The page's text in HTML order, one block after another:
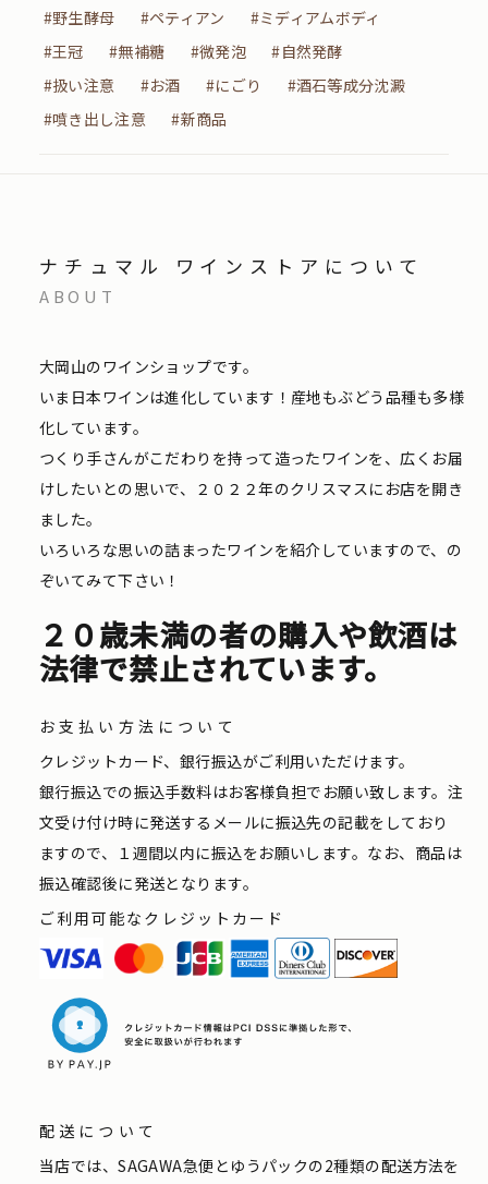
#野生酵母 #ペティアン
#ミディアムボディ
#王冠
#無補糖 #微発泡
#自然発酵
#扱い注意
#お酒 #にごり
#酒石等成分沈澱
#噴き出し注意
#新商品
ナチュマル ワインストアについて
ABOUT
大岡山のワインショップです。
いま日本ワインは進化しています！産地もぶどう品種も多様
化しています。
つくり手さんがこだわりを持って造ったワインを、広くお届
けしたいとの思いで、２０２２年のクリスマスにお店を開き
ました。
いろいろな思いの詰まったワインを紹介していますので、の
ぞいてみて下さい！
２０歳未満の者の購入や飲酒は
法律で禁止されています。
お支払い方法について
クレジットカード、銀行振込がご利用いただけます。
銀行振込での振込手数料はお客様負担でお願い致します。注
文受け付け時に発送するメールに振込先の記載をしており
ますので、１週間以内に振込をお願いします。なお、商品は
振込確認後に発送となります。
ご利用可能なクレジットカード
配送について
当店では、SAGAWA急便とゆうパックの2種類の配送方法を